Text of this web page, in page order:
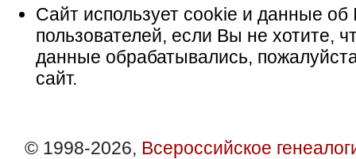
Сайт использует cookie и данные об
пользователей, если Вы не хотите,
данные обрабатывались,
сайт.
© 1998-2026, Всероссийское